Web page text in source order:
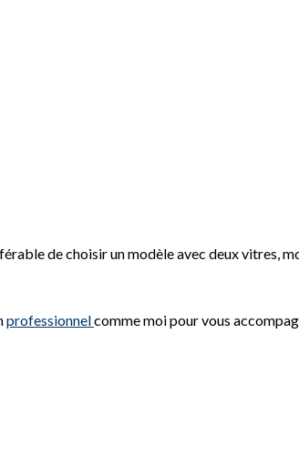
de choisir un modèle avec deux vitres,
professionnelcomme moi pour vous